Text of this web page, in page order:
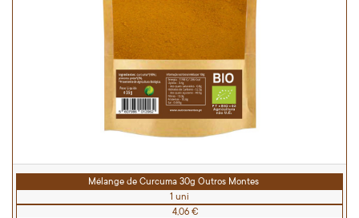
Mélange de Curcuma 30g Outros Montes
1 uni
4,06 €